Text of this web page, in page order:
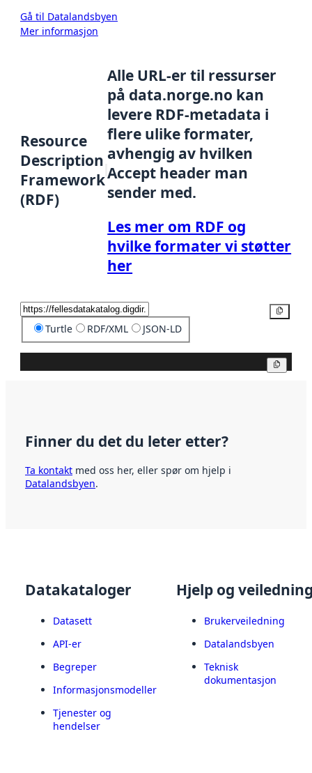
Gå til Datalandsbyen
Mer informasjon
Resource
Description
Framework
(RDF)
Alle URL-er til ressurser
på data.norge.no kan
levere RDF-metadata i
flere ulike formater,
avhengig av hvilken
Accept header man
sender med.
Les mer om RDF og
hvilke formater vi støtter
her
Turtle RDF/XML JSON-LD
Finner du det du leter etter?
Ta kontakt med oss her, eller spør om hjelp i
Datalandsbyen.
Datakataloger
Datasett
API-er
Begreper
Informasjonsmodeller
Tjenester og
hendelser
Hjelp og
Brukerveiledning
Datalandsbyen
Teknisk
dokumentasjon